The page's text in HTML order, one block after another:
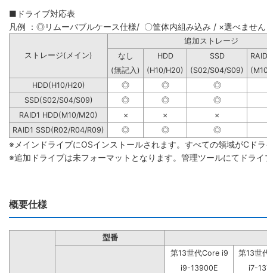
■ドライブ対応表
凡例 ：◎リムーバブルケース仕様/ 〇筐体内組み込み / ×選べません
追加ストレー
ストレージ(メイン)
なし HDD SSD
(無記入)
(H10/H20) (S02/S04/S09)
HDD(H10/H20)
◎ ◎
◎
SSD(S02/S04/S09)
◎ ◎
◎
RAID1 HDD(M10/M20)
× ×
×
RAID1 SSD(R02/R04/R09)
◎ ◎ ◎
※メインドライブにOSインストールされます。すべての領域がCド
※追加ドライブは未フォーマットとなります。管理ツールにてドラ
概要仕様
型番
第13世代Core i9
第13世
i9-13900E
i7-